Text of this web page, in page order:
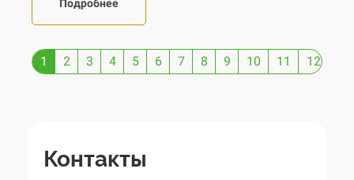
Подробнее
1 2 3 4 5 6 7 8 9 10 11 12
Контакты